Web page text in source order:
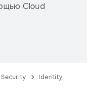
Cloud
Security
Identity